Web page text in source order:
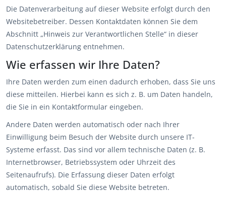
Die Datenverarbeitung auf dieser Website erfolgt durch den
Websitebetreiber. Dessen Kontaktdaten können Sie dem
Abschnitt „Hinweis zur Verantwortlichen Stelle“ in dieser
Datenschutzerklärung entnehmen.
Wie erfassen wir Ihre Daten?
Ihre Daten werden zum einen dadurch erhoben, dass Sie uns
diese mitteilen. Hierbei kann es sich z. B. um Daten handeln,
die Sie in ein Kontaktformular eingeben.
Andere Daten werden automatisch oder nach Ihrer
Einwilligung beim Besuch der Website durch unsere IT-
Systeme erfasst. Das sind vor allem technische Daten (z. B.
Internetbrowser, Betriebssystem oder Uhrzeit des
Seitenaufrufs). Die Erfassung dieser Daten erfolgt
automatisch, sobald Sie diese Website betreten.